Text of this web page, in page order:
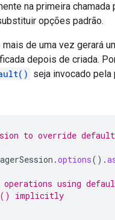
na primeira chamada
opções padrão.
de uma vez gerará
depois de criada.
seja invocado pela
to override
.options().
using
implicitly